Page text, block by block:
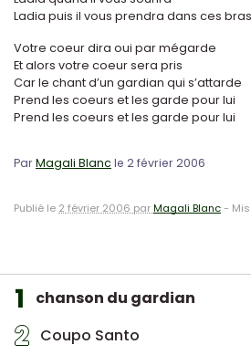
1 chanson du gardian
2 Coupo Santo
Ladia puis il vous prendra dans ces bras
Votre coeur dira oui par mégarde
Et alors votre coeur sera pris
Car le chant d’un gardian qui s’attarde
Prend les coeurs et les garde pour lui
Prend les coeurs et les garde pour lui
ParMagali Blanc le 2 février 2006
Publié le 2 février 2006 parMagali Blanc-